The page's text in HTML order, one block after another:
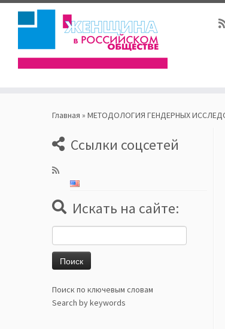
Главная » МЕТОДОЛОГИЯ ГЕНДЕРНЫХ
Ссылки соцсетей
Искать на сайте:
Поиск по ключевым словам
Search by keywords